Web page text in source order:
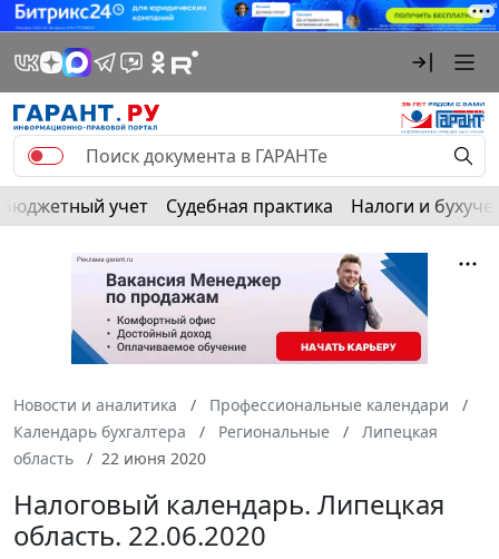
Бюджетный учет Судебная практика Налоги и
Новости и аналитика
Профессиональные календари
Календарь бухгалтера
Региональные
Липецкая
область
22 июня 2020
Налоговый календарь. Липецкая
область. 22.06.2020